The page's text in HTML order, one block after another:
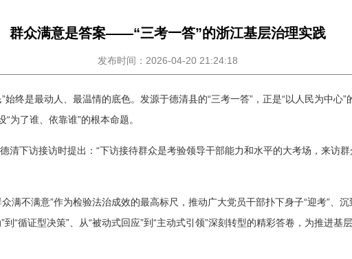
群众满意是答案——“三考一答”的浙江基层治理实践
发布时间：2026-04-20 21:24:18
始终是最动人、最温情的底色。发源于德清县的“三考一答”，正是“以人民为中心
为了谁、依靠谁”的根本命题。
清下访接访时提出：“下访接待群众是考验领导干部能力和水平的大考场，来访
满不满意”作为检验法治成效的最高标尺，推动广大党员干部扑下身子“迎考”、
到“循证型决策”、从“被动式回应”到“主动式引领”深刻转型的精彩答卷，为推进